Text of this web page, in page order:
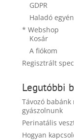
GDPR
Haladó
* Webshop
Kosár
A fiókom
Regisztrált
Legutóbbi
Távozó
gyászolnunk
Perinatális
Hogyan